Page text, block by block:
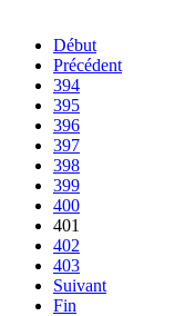
Début
Précédent
394
395
396
397
398
399
400
401
402
403
Suivant
Fin